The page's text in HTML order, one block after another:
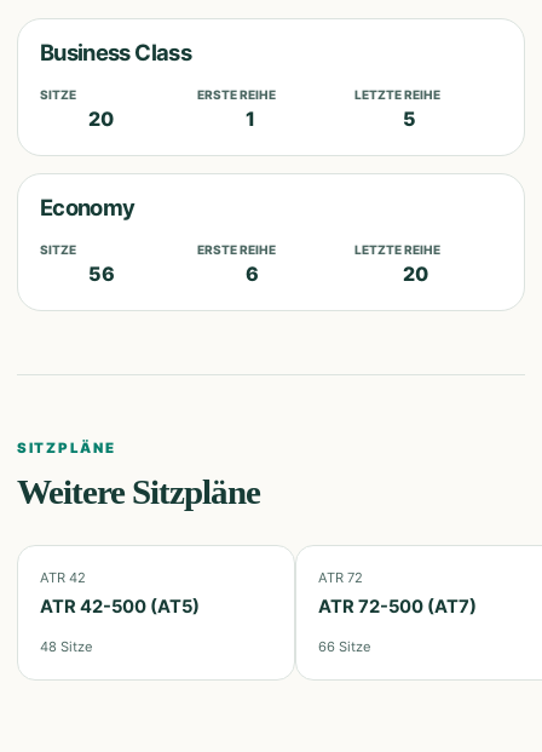
Business Class
SITZE
20
ERSTE REIHE
1
LETZTE REIHE
5
Economy
SITZE
56
ERSTE REIHE
6
LETZTE REIHE
20
SITZPLÄNE
Weitere Sitzpläne
ATR 42
ATR 42-500 (AT5)
48 Sitze
ATR 72
ATR 72-500 (AT7)
66 Sitze